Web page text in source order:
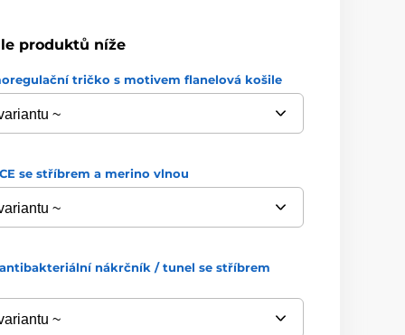
produktů níže
tričko s motivem flanelová košile
se stříbrem a merino vlnou
nákrčník / tunel se stříbrem